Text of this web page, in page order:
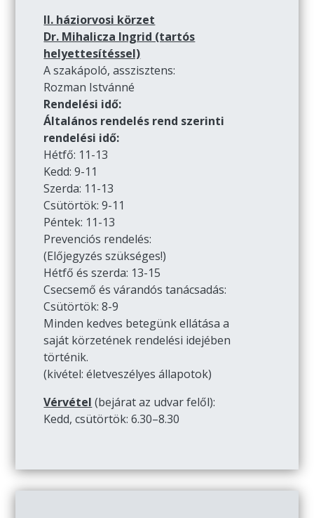
II. háziorvosi körzet
Dr. Mihalicza Ingrid (tartós
helyettesítéssel)
A szakápoló, asszisztens:
Rozman Istvánné
Rendelési idő:
Általános rendelés rend szerinti
rendelési idő:
Hétfő: 11-13
Kedd: 9-11
Szerda: 11-13
Csütörtök: 9-11
Péntek: 11-13
Prevenciós rendelés:
(Előjegyzés szükséges!)
Hétfő és szerda: 13-15
Csecsemő és várandós tanácsadás:
Csütörtök: 8-9
Minden kedves betegünk ellátása a
saját körzetének rendelési idejében
történik.
(kivétel: életveszélyes állapotok)
Vérvétel (bejárat az udvar felől):
Kedd, csütörtök: 6.30–8.30